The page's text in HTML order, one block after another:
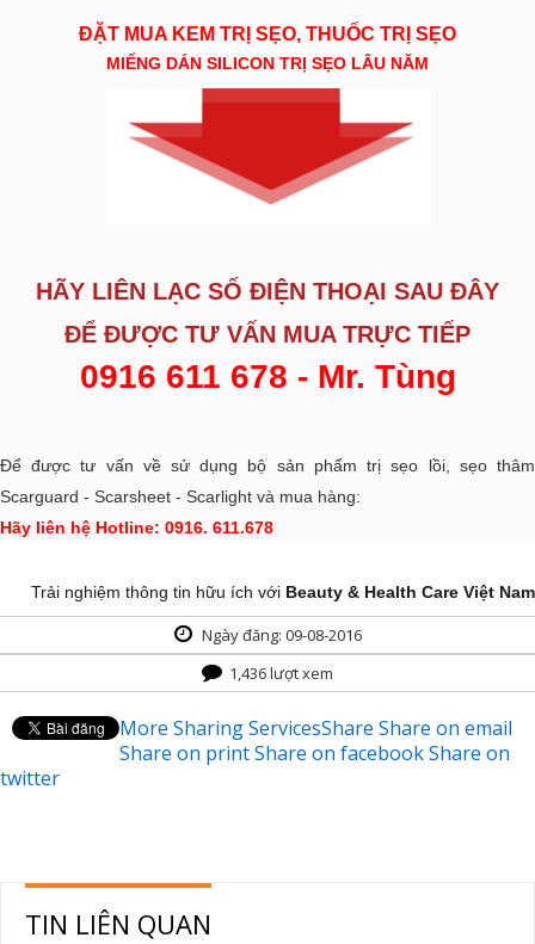
ĐẶT MUA KEM TRỊ SẸO, THUỐC TRỊ SẸO
MIẾNG DÁN SILICON TRỊ SẸO LÂU NĂM
HÃY LIÊN LẠC SỐ ĐIỆN THOẠI SAU ĐÂY
ĐỂ ĐƯỢC TƯ VẤN MUA TRỰC TIẾP
0916 611 678 - Mr. Tùng
Để được tư vấn về sử dụng bộ sản phẩm trị sẹo lồi, sẹo thâm
Scarguard - Scarsheet - Scarlight và mua hàng:
Hãy liên hệ Hotline: 0916. 611.678
Trải nghiệm thông tin hữu ích với Beauty & Health Care Việt Nam
Ngày đăng: 09-08-2016
1,436 lượt xem
More Sharing ServicesShare Share on email
Share on printShare on facebookShare on
twitter
TIN LIÊN QUAN